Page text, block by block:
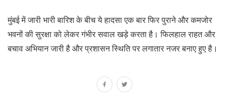
मुंबई में जारी भारी बारिश के बीच ये हादसा एक बार फिर पुराने और कमजोर
भवनों की सुरक्षा को लेकर गंभीर सवाल खड़े करता है। फिलहाल राहत और
बचाव अभियान जारी है और प्रशासन स्थिति पर लगातार नजर बनाए हुए है।